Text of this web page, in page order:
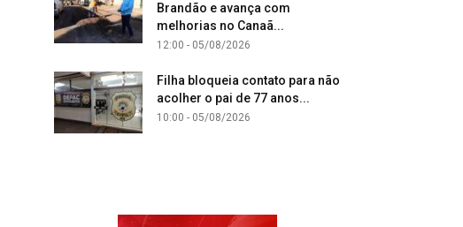
Brandão e avança com
melhorias no Canaã...
12:00 - 05/08/2026
Filha bloqueia contato para não
acolher o pai de 77 anos...
10:00 - 05/08/2026